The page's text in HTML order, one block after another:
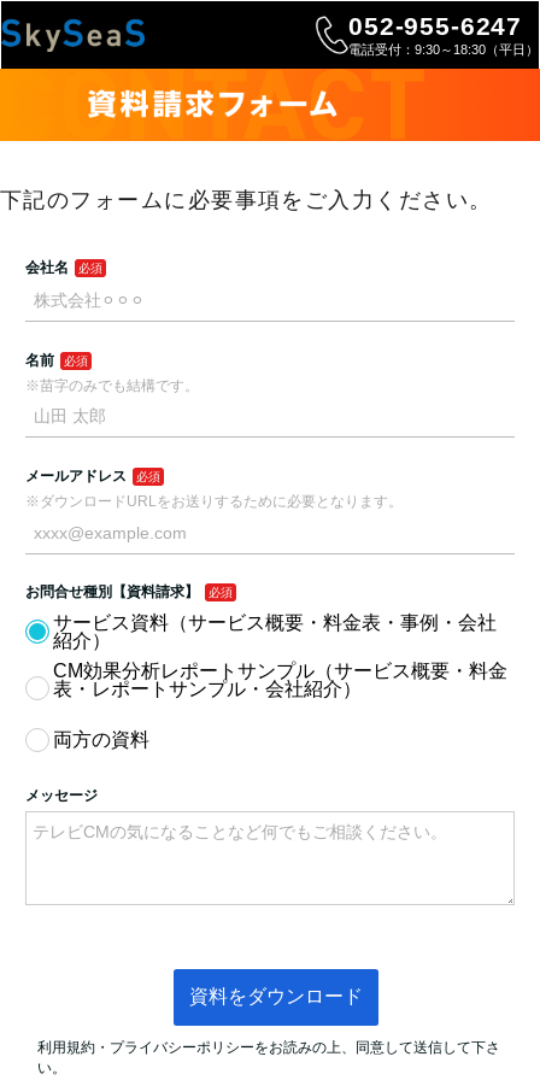
052-955-6247
電話受付：9:30～18:30（平日）
下記のフォームに必要事項をご入力ください。